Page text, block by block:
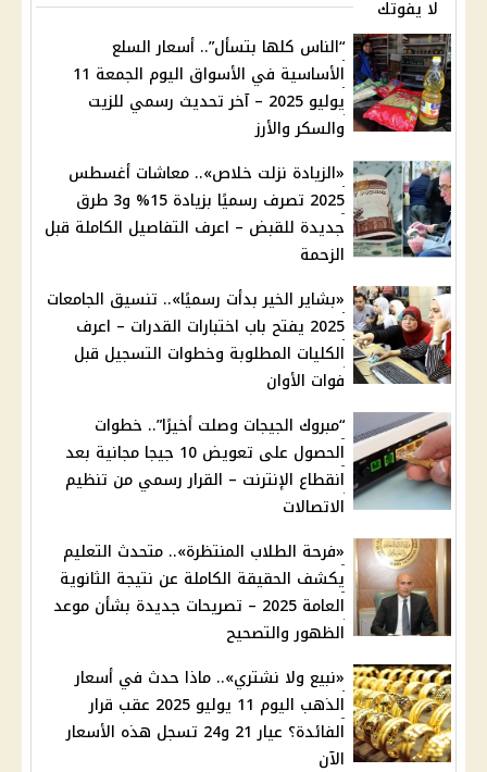
لا يفوتك
“الناس كلها بتسأل”.. أسعار السلع
الأساسية في الأسواق اليوم الجمعة 11
يوليو 2025 – آخر تحديث رسمي للزيت
والسكر والأرز
«الزيادة نزلت خلاص».. معاشات أغسطس
2025 تصرف رسميًا بزيادة 15% و3 طرق
جديدة للقبض – اعرف التفاصيل الكاملة قبل
الزحمة
«بشاير الخير بدأت رسميًا».. تنسيق الجامعات
2025 يفتح باب اختبارات القدرات – اعرف
الكليات المطلوبة وخطوات التسجيل قبل
فوات الأوان
“مبروك الجيجات وصلت أخيرًا”.. خطوات
الحصول على تعويض 10 جيجا مجانية بعد
انقطاع الإنترنت – القرار رسمي من تنظيم
الاتصالات
«فرحة الطلاب المنتظرة».. متحدث التعليم
يكشف الحقيقة الكاملة عن نتيجة الثانوية
العامة 2025 – تصريحات جديدة بشأن موعد
الظهور والتصحيح
«نبيع ولا نشتري».. ماذا حدث في أسعار
الذهب اليوم 11 يوليو 2025 عقب قرار
الفائدة؟ عيار 21 و24 تسجل هذه الأسعار
الآن